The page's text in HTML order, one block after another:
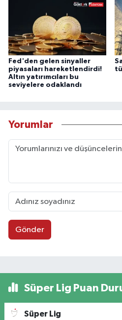
Fed'den gelen sinyaller
piyasaları hareketlendirdi!
Altın yatırımcıları bu
seviyelere odaklandı
Yorumlar
Gönder
Süper Lig Puan
Süper Lig